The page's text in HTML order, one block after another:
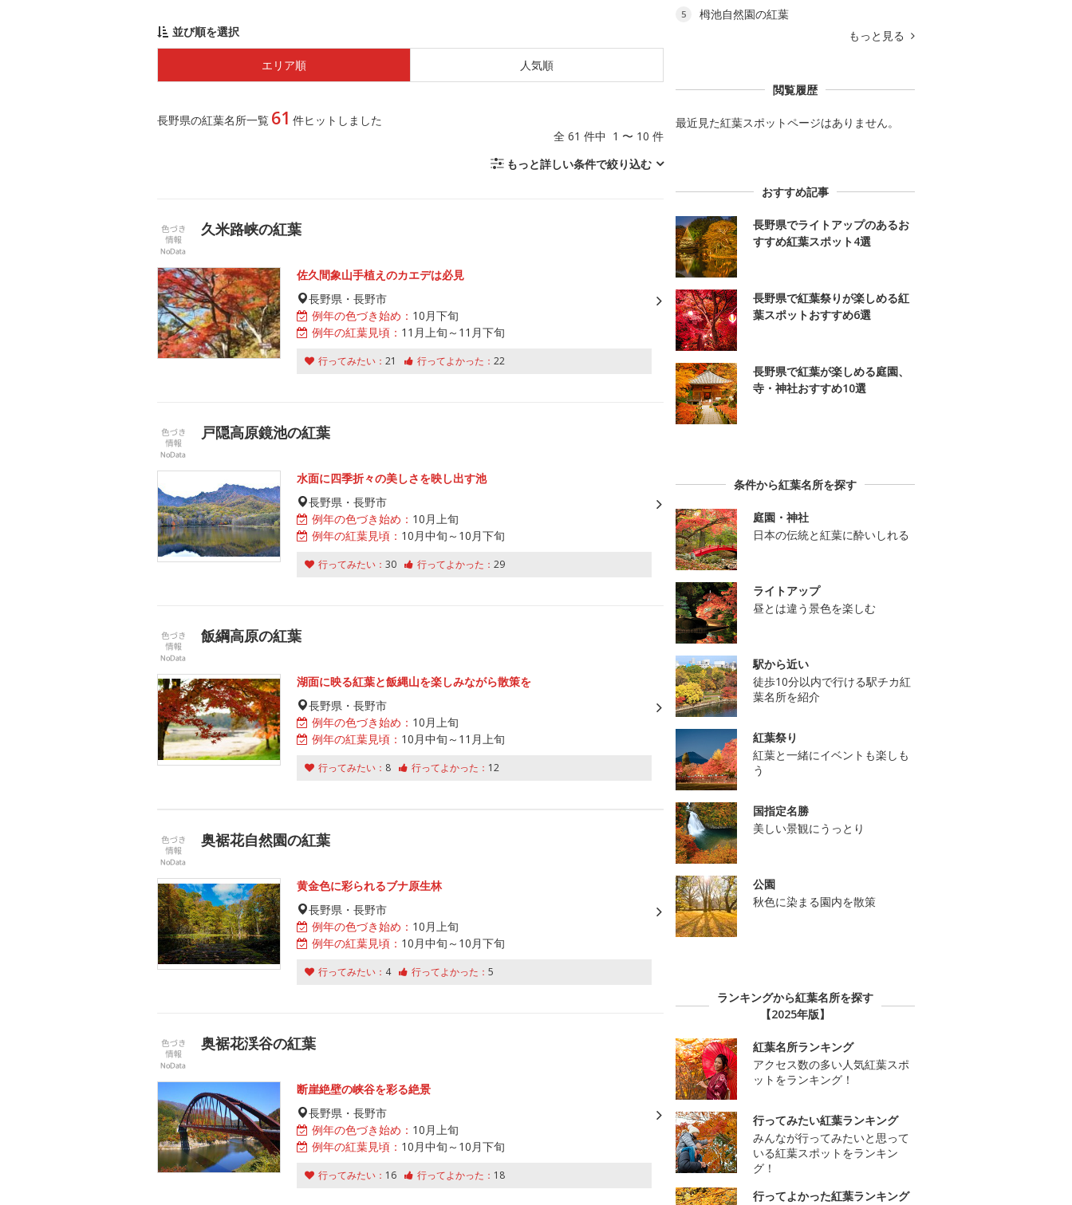
並び順を選択
エリア順 人気順
長野県の紅葉名所一覧 61 件ヒットしました
全 61 件中 1 〜 10 件
もっと詳しい条件で絞り込む
久米路峡の紅葉
佐久間象山手植えのカエデは必見
長野県・長野市
例年の色づき始め： 10月下旬
例年の紅葉見頃： 11月上旬～11月下旬
行ってみたい： 21 行ってよかった： 22
戸隠高原鏡池の紅葉
水面に四季折々の美しさを映し出す池
長野県・長野市
例年の色づき始め： 10月上旬
例年の紅葉見頃： 10月中旬～10月下旬
行ってみたい： 30 行ってよかった： 29
飯綱高原の紅葉
湖面に映る紅葉と飯縄山を楽しみながら散策を
長野県・長野市
例年の色づき始め： 10月上旬
例年の紅葉見頃： 10月中旬～11月上旬
行ってみたい： 8 行ってよかった： 12
奥裾花自然園の紅葉
黄金色に彩られるブナ原生林
長野県・長野市
例年の色づき始め： 10月上旬
例年の紅葉見頃： 10月中旬～10月下旬
行ってみたい： 4 行ってよかった： 5
奥裾花渓谷の紅葉
断崖絶壁の峡谷を彩る絶景
長野県・長野市
例年の色づき始め： 10月上旬
例年の紅葉見頃： 10月中旬～10月下旬
行ってみたい： 16 行ってよかった： 18
5
栂池自然園の紅葉
もっと見る
閲覧履歴
最近見た紅葉スポットページはありません。
おすすめ記事
長野県でライトアップのあるお
すすめ紅葉スポット4選
長野県で紅葉祭りが楽しめる紅
葉スポットおすすめ6選
長野県で紅葉が楽しめる庭園、
寺・神社おすすめ10選
条件から紅葉名所を探す
庭園・神社
日本の伝統と紅葉に酔いしれる
ライトアップ
昼とは違う景色を楽しむ
駅から近い
徒歩10分以内で行ける駅チカ紅
葉名所を紹介
紅葉祭り
紅葉と一緒にイベントも楽しも
う
国指定名勝
美しい景観にうっとり
公園
秋色に染まる園内を散策
ランキングから紅葉名所を探す
【2025年版】
紅葉名所ランキング
アクセス数の多い人気紅葉スポ
ットをランキング！
行ってみたい紅葉ランキング
みんなが行ってみたいと思って
いる紅葉スポットをランキン
グ！
行ってよかった紅葉ランキング